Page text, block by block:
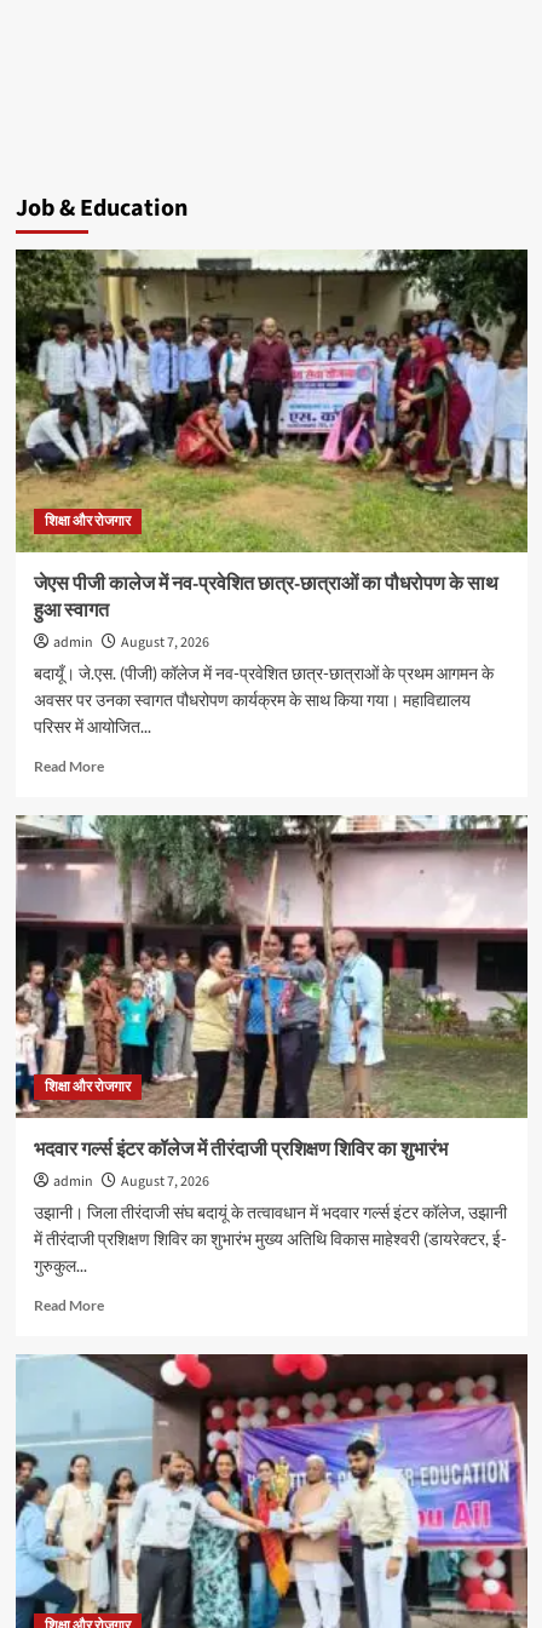
Job & Education
शिक्षा और रोजगार
जेएस पीजी कालेज में नव-प्रवेशित छात्र-छात्राओं का पौधरोपण के साथ
हुआ स्वागत
admin
August 7, 2026
बदायूँ। जे.एस. (पीजी) कॉलेज में नव-प्रवेशित छात्र-छात्राओं के प्रथम आगमन के
अवसर पर उनका स्वागत पौधरोपण कार्यक्रम के साथ किया गया। महाविद्यालय
परिसर में आयोजित...
Read MoreRead
जेएस
पीजी
कालेज
नव-
प्रवेशित
छात्र-
छात्राओं
का
पौधरोपण
के
साथ
हुआ
शिक्षा और रोजगार
भदवार गर्ल्स इंटर कॉलेज में तीरंदाजी प्रशिक्षण शिविर का शुभारंभ
admin
August 7, 2026
उझानी। जिला तीरंदाजी संघ बदायूं के तत्वावधान में भदवार गर्ल्स इंटर कॉलेज, उझानी
में तीरंदाजी प्रशिक्षण शिविर का शुभारंभ मुख्य अतिथि विकास माहेश्वरी (डायरेक्टर, ई-
गुरुकुल...
Read MoreRead
भदवार
कॉलेज
तीरंदाजी
प्रशिक्षण
शिविर
का
शुभारंभ